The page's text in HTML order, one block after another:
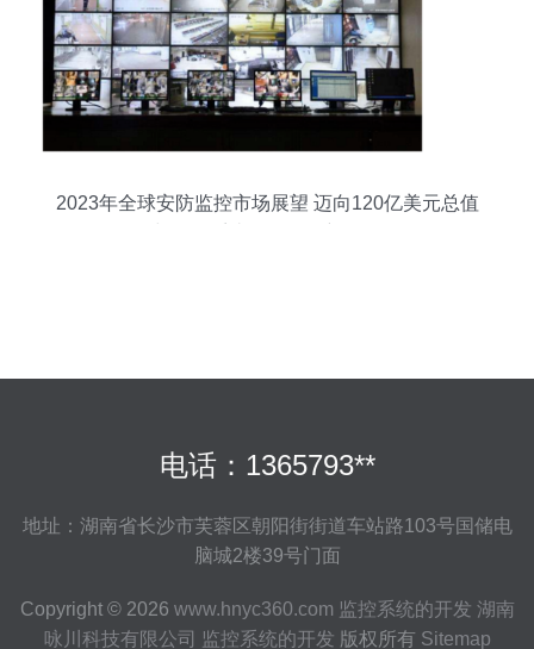
2023年全球安防监控市场展望 迈向120亿美元总值
电话：1365793**
地址：湖南省长沙市芙蓉区朝阳街街道车站路103号国储电
脑城2楼39号门面
Copyright © 2026 www.hnyc360.com 监控系统的开发 湖南
咏川科技有限公司 监控系统的开发 版权所有 Sitemap